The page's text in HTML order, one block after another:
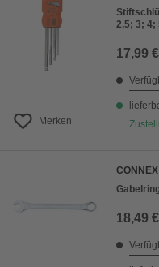
Merken
2,5; 3; 4;
17,99 €
CONNEX
18,49 €